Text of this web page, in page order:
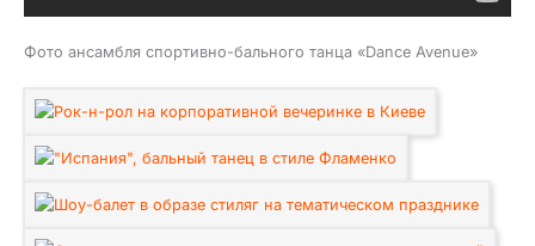
Фото ансамбля спортивно-бального танца «Dance Avenue»